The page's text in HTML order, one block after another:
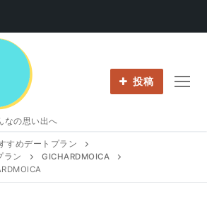
なの思い出へ
投稿
すめデートプラン
ラン
GICHARDMOICA